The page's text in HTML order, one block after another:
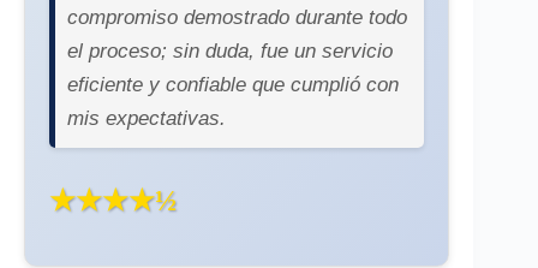
compromiso demostrado durante todo
el proceso; sin duda, fue un servicio
eficiente y confiable que cumplió con
mis expectativas.
★★★★½